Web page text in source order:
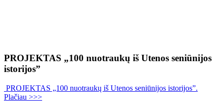
PROJEKTAS „100 nuotraukų iš Utenos seniūnijos
istorijos”
PROJEKTAS „100 nuotraukų iš Utenos seniūnijos istorijos”.
Plačiau >>>